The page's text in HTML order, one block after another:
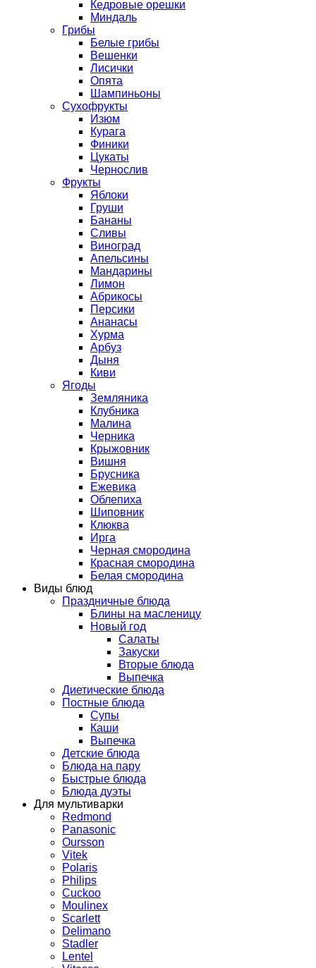
Кедровые орешки
Миндаль
Грибы
Белые грибы
Вешенки
Лисички
Опята
Шампиньоны
Сухофрукты
Изюм
Курага
Финики
Цукаты
Чернослив
Фрукты
Яблоки
Груши
Бананы
Сливы
Виноград
Апельсины
Мандарины
Лимон
Абрикосы
Персики
Ананасы
Хурма
Арбуз
Дыня
Киви
Ягоды
Земляника
Клубника
Малина
Черника
Крыжовник
Вишня
Брусника
Ежевика
Облепиха
Шиповник
Клюква
Ирга
Черная смородина
Красная смородина
Белая смородина
Виды блюд
Праздничные блюда
Блины на масленицу
Новый год
Салаты
Закуски
Вторые блюда
Выпечка
Диетические блюда
Постные блюда
Супы
Каши
Выпечка
Детские блюда
Блюда на пару
Быстрые блюда
Блюда дуэты
Для мультиварки
Redmond
Panasonic
Oursson
Vitek
Polaris
Philips
Cuckoo
Moulinex
Scarlett
Delimano
Stadler
Lentel